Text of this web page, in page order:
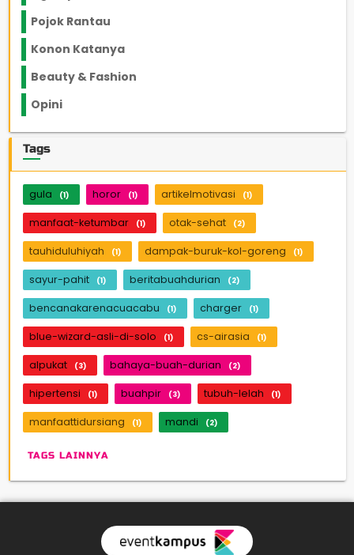
Pojok Rantau
Konon Katanya
Beauty & Fashion
Opini
Tags
gula (1) horor (1) artikelmotivasi (1)
manfaat-ketumbar (1) otak-sehat (2)
tauhiduluhiyah (1) dampak-buruk-kol-goreng (1)
sayur-pahit (1) beritabuahdurian (2)
bencanakarenacuacabu (1) charger (1)
blue-wizard-asli-di-solo (1) cs-airasia (1)
alpukat (3) bahaya-buah-durian (2)
hipertensi (1) buahpir (3) tubuh-lelah (1)
manfaattidursiang (1) mandi (2)
TAGS LAINNYA